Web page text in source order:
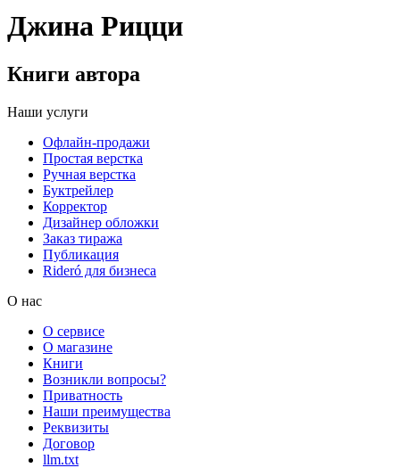
Джина Рицци
Книги автора
Наши услуги
Офлайн-продажи
Простая верстка
Ручная верстка
Буктрейлер
Корректор
Дизайнер обложки
Заказ тиража
Публикация
Rideró для бизнеса
О нас
О сервисе
О магазине
Книги
Возникли вопросы?
Приватность
Наши преимущества
Реквизиты
Договор
llm.txt